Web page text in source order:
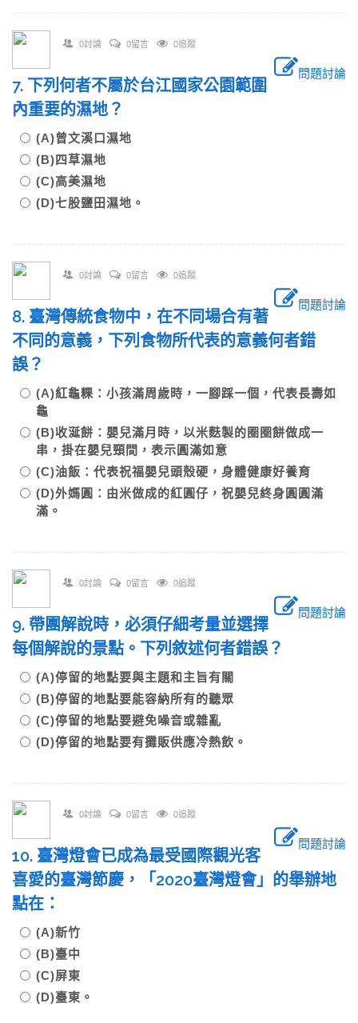
0討論 0留言 0追蹤
問題討論
7. 下列何者不屬於台江國家公園範圍
內重要的濕地？
(A)曾文溪口濕地
(B)四草濕地
(C)高美濕地
(D)七股鹽田濕地。
0討論 0留言 0追蹤
問題討論
8. 臺灣傳統食物中，在不同場合有著
不同的意義，下列食物所代表的意義何者錯
誤？
(A)紅龜粿：小孩滿周歲時，一腳踩一個，代表長壽如
龜
(B)收涎餅：嬰兒滿月時，以米麩製的圈圈餅做成一
串，掛在嬰兒頸間，表示圓滿如意
(C)油飯：代表祝福嬰兒頭殼硬，身體健康好養育
(D)外媽圓：由米做成的紅圓仔，祝嬰兒終身圓圓滿
滿。
0討論 0留言 0追蹤
問題討論
9. 帶團解說時，必須仔細考量並選擇
每個解說的景點。下列敘述何者錯誤？
(A)停留的地點要與主題和主旨有關
(B)停留的地點要能容納所有的聽眾
(C)停留的地點要避免噪音或雜亂
(D)停留的地點要有攤販供應冷熱飲。
0討論 0留言 0追蹤
問題討論
10. 臺灣燈會已成為最受國際觀光客
喜愛的臺灣節慶，「2020臺灣燈會」的舉辦地
點在：
(A)新竹
(B)臺中
(C)屏東
(D)臺東。